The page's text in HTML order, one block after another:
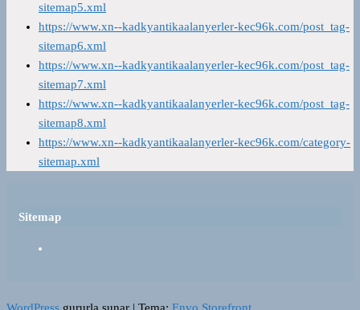
sitemap5.xml
https://www.xn--kadkyantikaalanyerler-kec96k.com/post_tag-
sitemap6.xml
https://www.xn--kadkyantikaalanyerler-kec96k.com/post_tag-
sitemap7.xml
https://www.xn--kadkyantikaalanyerler-kec96k.com/post_tag-
sitemap8.xml
https://www.xn--kadkyantikaalanyerler-kec96k.com/category-
sitemap.xml
Sitemap